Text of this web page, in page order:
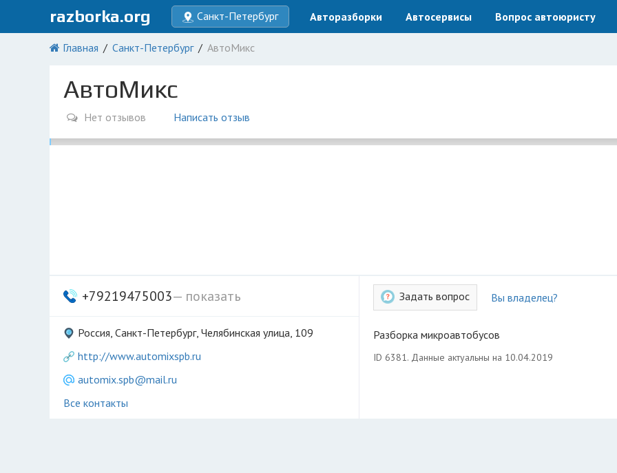
razborka.org Санкт-Петербург Авторазборки Автосервисы Вопрос автоюристу
Главная Санкт-Петербург АвтоМикс
АвтоМикс
Нет отзывов Написать отзыв
+79219475003— показать
Россия, Санкт-Петербург, Челябинская улица, 109
http://www.automixspb.ru
automix.spb@mail.ru
Все контакты
Задать вопрос Вы владелец?
Разборка микроавтобусов
ID 6381. Данные актуальны на 10.04.2019